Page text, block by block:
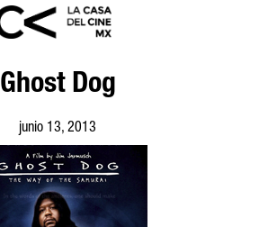
Ghost Dog
junio 13, 2013